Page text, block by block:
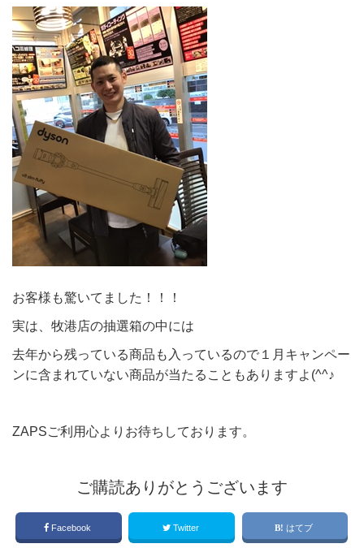
お客様も驚いてました！！！
実は、牧港店の抽選箱の中には
去年から残っている商品も入っているので１月キャンペー
ンに含まれていない商品が当たることもありますよ(^^♪
ZAPSご利用心よりお待ちしております。
ご購読ありがとうございます
Facebook Twitter はてブ